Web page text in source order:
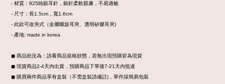
- 材質：925純銀耳針，銀針柔軟親膚，不易過敏
- 尺寸：長1.5cm，寬1.6cm
- 此款可改夾式（金屬螺旋耳夾、透明矽膠耳夾)
- 產地: made in korea
◼︎ 商品狀況為：請看商品規格狀態，若無出現預購皆為現貨
◼︎ 現貨商品2-4天內出貨，預購商品下單後7-21天內抵達
◼︎ 購買兩件商品享有盒裝 （不需盒裝請備註)， 單件採簡易包裝